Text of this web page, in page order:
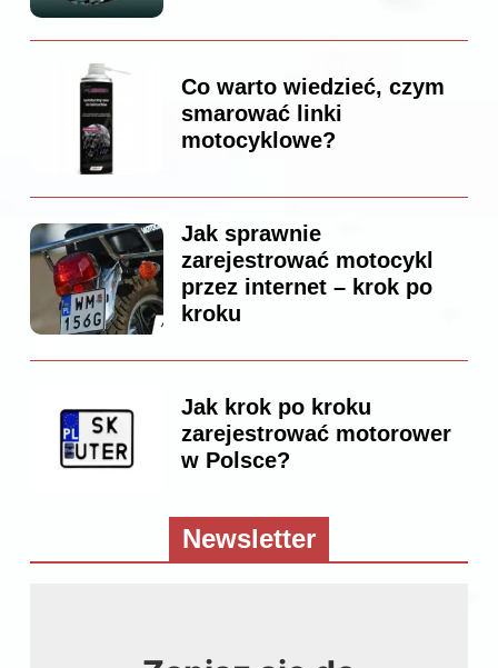
Co warto wiedzieć, czym
smarować linki
motocyklowe?
Jak sprawnie
zarejestrować motocykl
przez internet – krok po
kroku
Jak krok po kroku
zarejestrować motorower
w Polsce?
Newsletter